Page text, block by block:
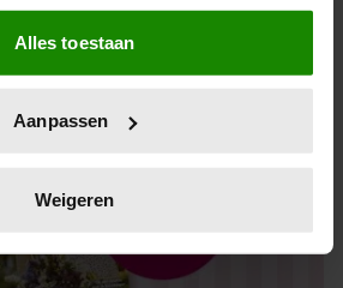
we ook graag:
over uw geografische locatie,
nauwkeurig kan zijn
(fingerprinting)
in het
Alles toestaan
Aanpassen
Weigeren